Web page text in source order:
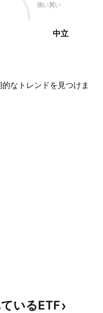
強い買い
中立
なトレンドを見つけま
いるETF